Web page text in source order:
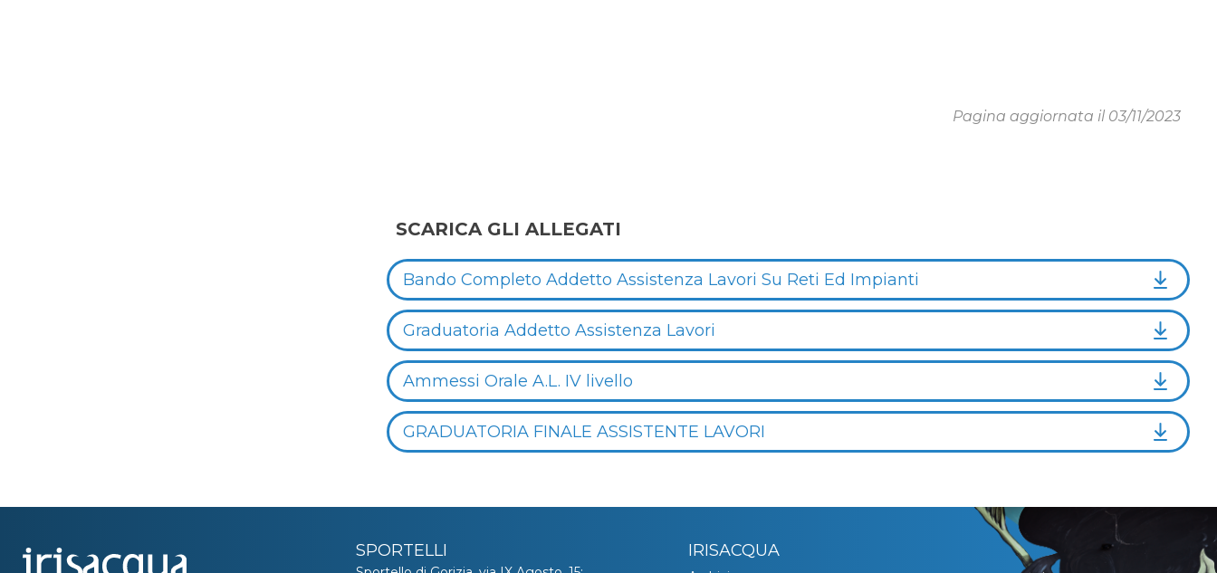
Pagina aggiornata il 03/11/2023
SCARICA GLI ALLEGATI
Bando Completo Addetto Assistenza Lavori Su Reti Ed Impianti
Graduatoria Addetto Assistenza Lavori
Ammessi Orale A.L. IV livello
GRADUATORIA FINALE ASSISTENTE LAVORI
SPORTELLI IRISACQUA